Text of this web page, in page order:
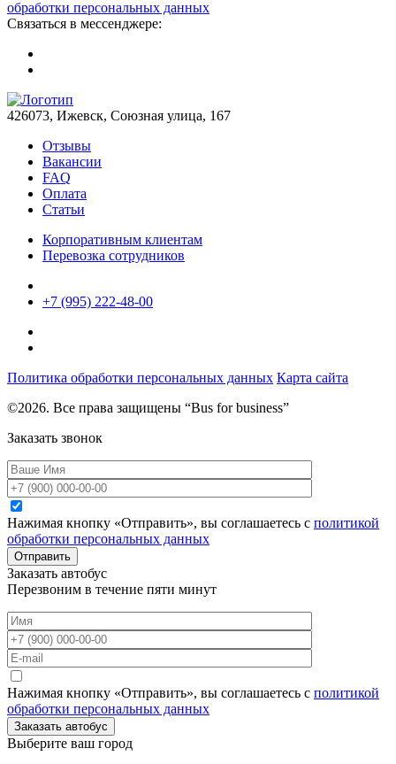
обработки персональных данных
Связаться в мессенджере:
426073, Ижевск, Союзная улица, 167
Отзывы
Вакансии
FAQ
Оплата
Статьи
Корпоративным клиентам
Перевозка сотрудников
+7 (995) 222-48-00
Политика обработки персональных данных Карта сайта
©2026. Все права защищены “Bus for business”
Заказать звонок
Нажимая кнопку «Отправить», вы соглашаетесь с политикой
обработки персональных данных
Отправить
Заказать автобус
Перезвоним в течение пяти минут
Нажимая кнопку «Отправить», вы соглашаетесь с политикой
обработки персональных данных
Заказать автобус
Выберите ваш город